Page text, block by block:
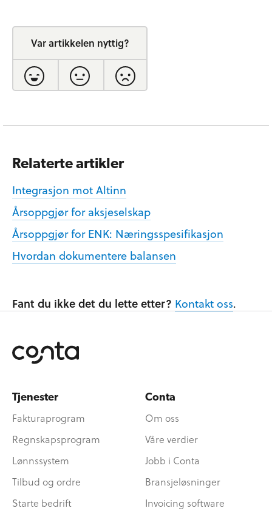
Var artikkelen nyttig?
Relaterte artikler
Integrasjon mot Altinn
Årsoppgjør for aksjeselskap
Årsoppgjør for ENK: Næringsspesifikasjon
Hvordan dokumentere balansen
Fant du ikke det du lette etter? Kontakt oss.
Tjenester
Fakturaprogram
Regnskapsprogram
Lønnssystem
Tilbud og ordre
Starte bedrift
Conta
Om oss
Våre verdier
Jobb i Conta
Bransjeløsninger
Invoicing software